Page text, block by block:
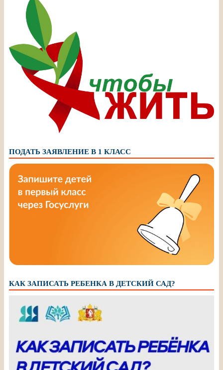
ПОДАТЬ ЗАЯВЛЕНИЕ В 1 КЛАСС
КАК ЗАПИСАТЬ РЕБЕНКА В ДЕТСКИЙ САД?